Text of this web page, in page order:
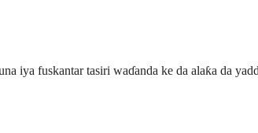
iya fuskantar tasiri waɗanda ke da alaƙa da